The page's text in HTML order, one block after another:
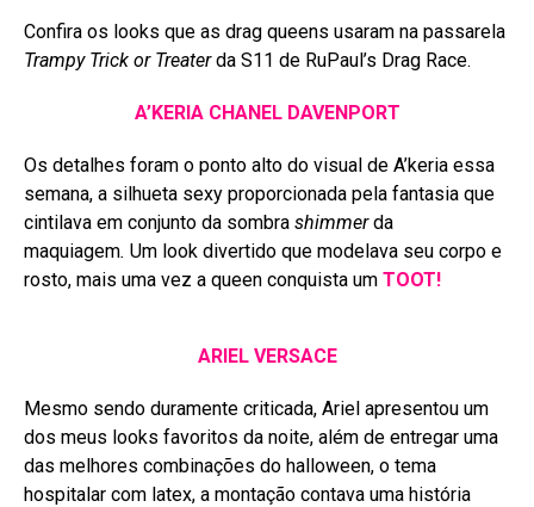
Confira os looks que as drag queens usaram na passarela
Trampy Trick or Treaterda S11 de RuPaul’s Drag Race.
A’KERIA CHANEL DAVENPORT
Os detalhes foram o ponto alto do visual de A’keria essa
semana, a silhueta sexy proporcionada pela fantasia que
cintilava em conjunto da sombra shimmerda
maquiagem. Um look divertido que modelava seu corpo e
rosto, mais uma vez a queen conquista um TOOT!
ARIEL VERSACE
Mesmo sendo duramente criticada, Ariel apresentou um
dos meus looks favoritos da noite, além de entregar uma
das melhores combinações do halloween, o tema
hospitalar com latex, a montação contava uma história